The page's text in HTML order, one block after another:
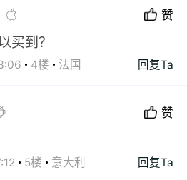
赞
买到？
4楼 法国 回复Ta
赞
5楼 意大利 回复Ta